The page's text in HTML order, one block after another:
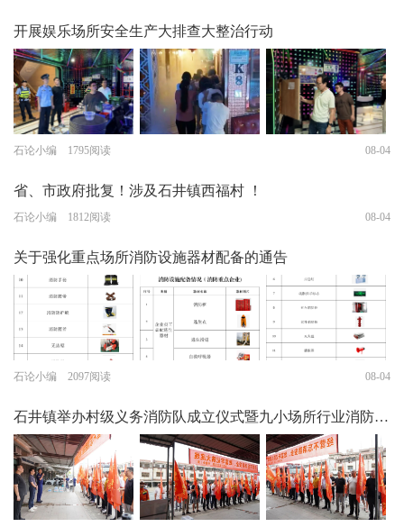
开展娱乐场所安全生产大排查大整治行动
石论小编 1795阅读 08-04
省、市政府批复！涉及石井镇西福村 ！
石论小编 1812阅读 08-04
关于强化重点场所消防设施器材配备的通告
石论小编 2097阅读 08-04
石井镇举办村级义务消防队成立仪式暨九小场所行业消防…